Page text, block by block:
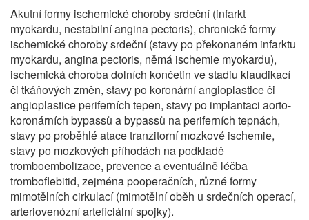
Akutní formy ischemické choroby srdeční (infarkt
myokardu, nestabilní angina pectoris), chronické formy
ischemické choroby srdeční (stavy po překonaném infarktu
myokardu, angina pectoris, němá ischemie myokardu),
ischemická choroba dolních končetin ve stadiu klaudikací
či tkáňových změn, stavy po koronární angioplastice či
angioplastice periferních tepen, stavy po implantaci aorto-
koronárních bypassů a bypassů na periferních tepnách,
stavy po proběhlé atace tranzitorní mozkové ischemie,
stavy po mozkových příhodách na podkladě
tromboembolizace, prevence a eventuálně léčba
tromboflebitid, zejména pooperačních, různé formy
mimotělních cirkulací (mimotělní oběh u srdečních operací,
arteriovenózní arteficiální spojky).